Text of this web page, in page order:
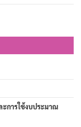
ะการใช้งบประมาณ